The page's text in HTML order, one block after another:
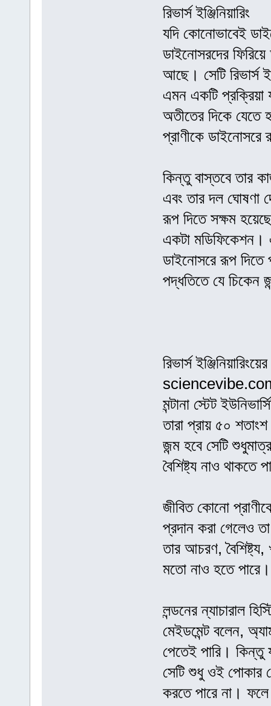
রিভার্স ইঞ্জিনিয়ারিং
যদি কোনোভাবেই
ডাইনোসরদের
আছে। সেটি রিভার্স
এমন একটি প্রক্রিয়া
অতীতের দিকে যেতে
প্রাণীকে
কিন্তু বাস্তবে তার
এবং তার দল ঘোষণা
রূপ দিতে সক্ষম
একটা মডিফিকেশন।
ডাইনোসরে রূপ দিতে
পদ্ধতিতে যে চিকেন
রিভার্স
মন্টানা স্টেট
তারা প্রায় ৫০
জন্ম হবে সেটি
বৈশিষ্ট্য নাও থাকতে
জীবিত কোনো
প্রদান করা গেলেও
তার আচরণ, বৈশিষ্ট্য,
মতো নাও হতে পারে।
লন্ডনের ন্যাচারাল
মেইডমেন্ট বলেন,
পেতেই পারি।
সেটি শুধু ওই পোকার
করতে পারে না। ফলে